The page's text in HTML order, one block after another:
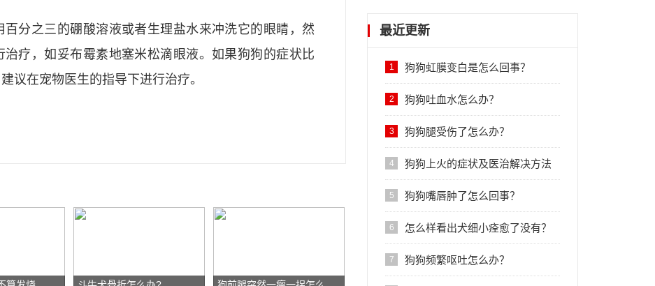
分之三的硼酸溶液或者生理盐水来冲洗它的眼睛，然
疗，如妥布霉素地塞米松滴眼液。如果狗狗的症状比
议在宠物医生的指导下进行治疗。
最近更新
1 狗狗虹膜变白是怎么回事？
2 狗狗吐血水怎么办？
3 狗狗腿受伤了怎么办？
4 狗狗上火的症状及医治解决方法
5 狗狗嘴唇肿了怎么回事？
6 怎么样看出犬细小痊愈了没有？
7 狗狗频繁呕吐怎么办？